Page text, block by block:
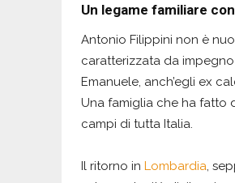
Un legame familiare
Antonio Filippini non è
caratterizzata da
Emanuele, anch’egli ex
Una famiglia che ha fatto
campi di tutta Italia.
Il ritorno in Lombardia ,